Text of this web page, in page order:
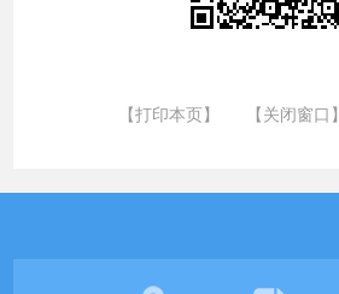
【打印本页】 【关闭窗口】